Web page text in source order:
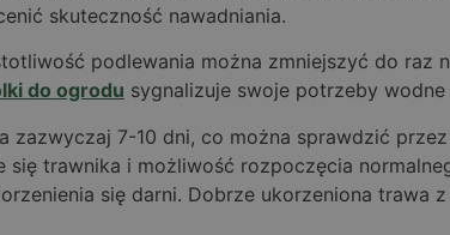
skuteczność nawadniania.
podlewania można zmniejszyć do raz
do ogrodu sygnalizuje swoje potrzeby
zazwyczaj 7-10 dni, co można sprawdzić
się trawnika i możliwość rozpoczęcia
się darni. Dobrze ukorzeniona